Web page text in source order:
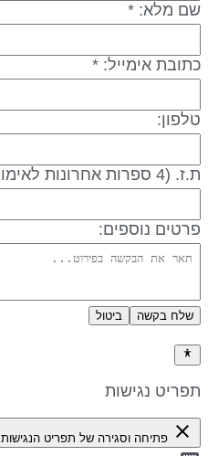
שם מלא: *
כתובת אימייל: *
טלפון:
ת.ז. (4 ספרות אחרונות לאימות):
פרטים נוספים:
שלח בקשה ביטול
תפריט נגישות
close פתיחה וסגירה של תפריט הנגישות